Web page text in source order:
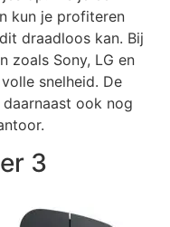
kun je profiteren
draadloos kan. Bij
zoals Sony, LG en
snelheid. De
ook nog
3